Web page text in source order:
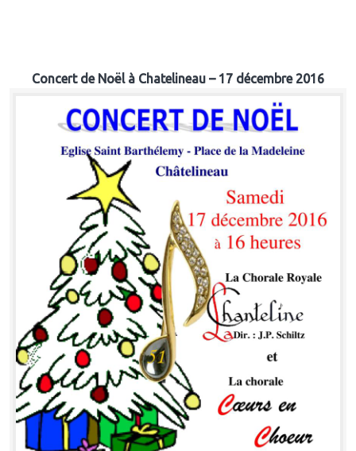
Concert de Noël à Chatelineau – 17 décembre 2016